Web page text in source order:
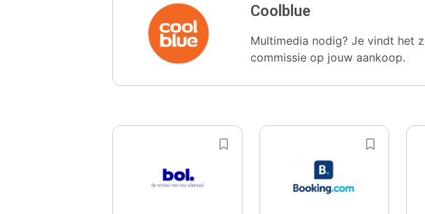
Coolblue
Multimedia nodig? Je vindt het
commissie op jouw aankoop.